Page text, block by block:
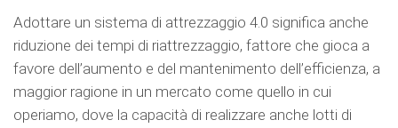
Adottare un sistema di attrezzaggio 4.0 significa anche
riduzione dei tempi di riattrezzaggio, fattore che gioca a
favore dell’aumento e del mantenimento dell’efficienza, a
maggior ragione in un mercato come quello in cui
operiamo, dove la capacità di realizzare anche lotti di